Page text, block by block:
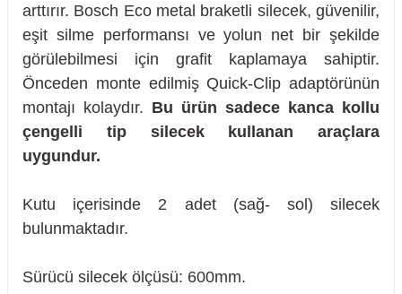
arttırır. Bosch Eco metal braketli silecek, güvenilir,
eşit silme performansı ve yolun net bir şekilde
görülebilmesi için grafit kaplamaya sahiptir.
Önceden monte edilmiş Quick-Clip adaptörünün
montajı kolaydır. Bu ürün sadece kanca kollu
çengelli tip silecek kullanan araçlara
uygundur.
Kutu içerisinde 2 adet (sağ- sol) silecek
bulunmaktadır.
Sürücü silecek ölçüsü: 600mm.